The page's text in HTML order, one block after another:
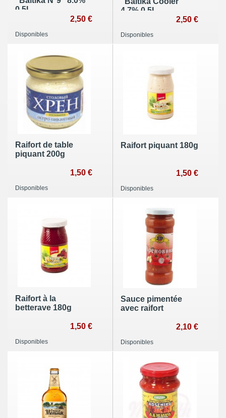
0,5L
2,50 €
Disponibles
4.7% 0,5L
2,50 €
Disponibles
Raifort de table
piquant 200g
1,50 €
Disponibles
Raifort piquant 180g
1,50 €
Disponibles
Raifort à la
betterave 180g
1,50 €
Disponibles
Sauce pimentée
avec raifort
2,10 €
Disponibles